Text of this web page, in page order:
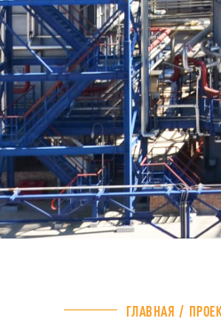
ГЛАВНАЯ